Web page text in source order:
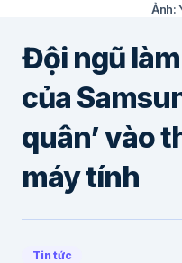
Ảnh:
Đội ngũ
của
quân’ vào
máy tính
Tin tức